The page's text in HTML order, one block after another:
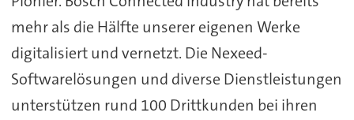
mehr als die Hälfte unserer eigenen Werke
digitalisiert und vernetzt. Die Nexeed-
Softwarelösungen und diverse Dienstleistungen
unterstützen rund 100 Drittkunden bei ihren